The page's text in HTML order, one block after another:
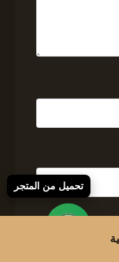
تحميل من المتجر